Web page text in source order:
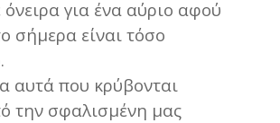
για ένα αύριο αφού
σήμερα είναι τόσο
αυτά που κρύβονται
την σφαλισμένη μας